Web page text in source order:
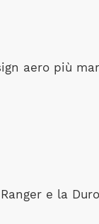
aero più
e la